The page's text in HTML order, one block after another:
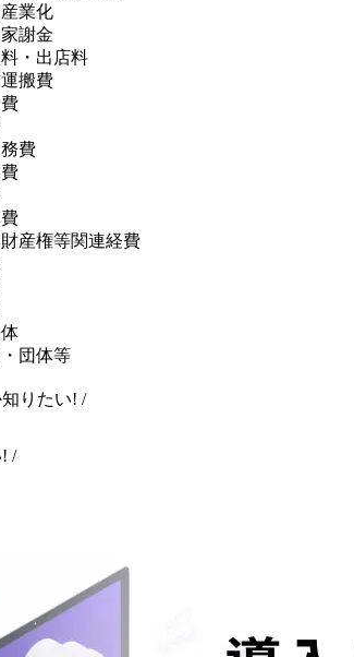
業化
謝金
・出店料
搬費
費
産権等関連経費
団体等
りたい! /
/